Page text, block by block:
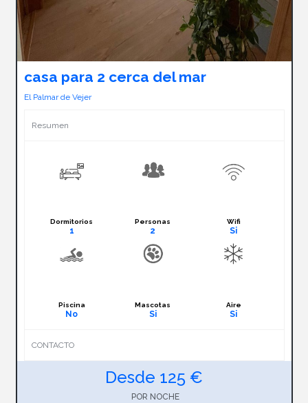
casa para 2 cerca del mar
El Palmar de Vejer
Resumen
Dormitorios
1
Personas
2
Wifi
Si
Piscina
No
Mascotas
Si
Aire
Si
CONTACTO
Desde 125 €
POR NOCHE